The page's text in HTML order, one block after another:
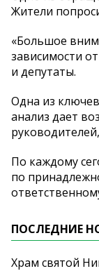
Жители
«Большое
зависимости
и депутаты.
Одна из
анализ дает
По каждому
по
ПОСЛЕДНИЕ
Храм святой